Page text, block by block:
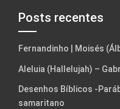
Posts recentes
Fernandinho | Moisés
Aleluia (Hallelujah) –
Desenhos Bíblicos -
samaritano